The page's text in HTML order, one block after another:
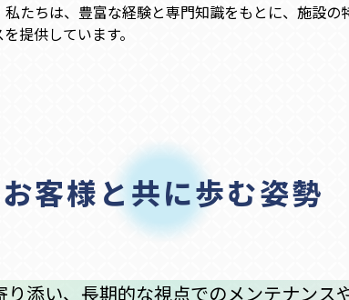
たちは、豊富な経験と専門知識をもとに、施設
提供しています。
お客様と共に歩む姿勢
添い、長期的な視点でのメンテナンス